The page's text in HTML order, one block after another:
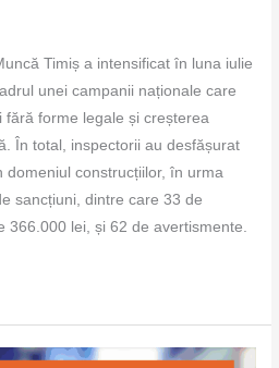
Timiș a intensificat în luna iulie
unei campanii naționale care
forme legale și creșterea
În total, inspectorii au desfășurat
construcțiilor, în urma
sancțiuni, dintre care 33 de
lei, și 62 de avertismente.